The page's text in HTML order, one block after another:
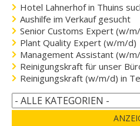
Hotel Lahnerhof in Thuins
Aushilfe im Verkauf gesucht
Senior Customs Expert (w/
Plant Quality Expert (w/m/d)
Management Assistant (w/
Reinigungskraft für unser
Reinigungskraft (w/m/d) in